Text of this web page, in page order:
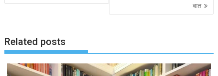
बात
Related posts